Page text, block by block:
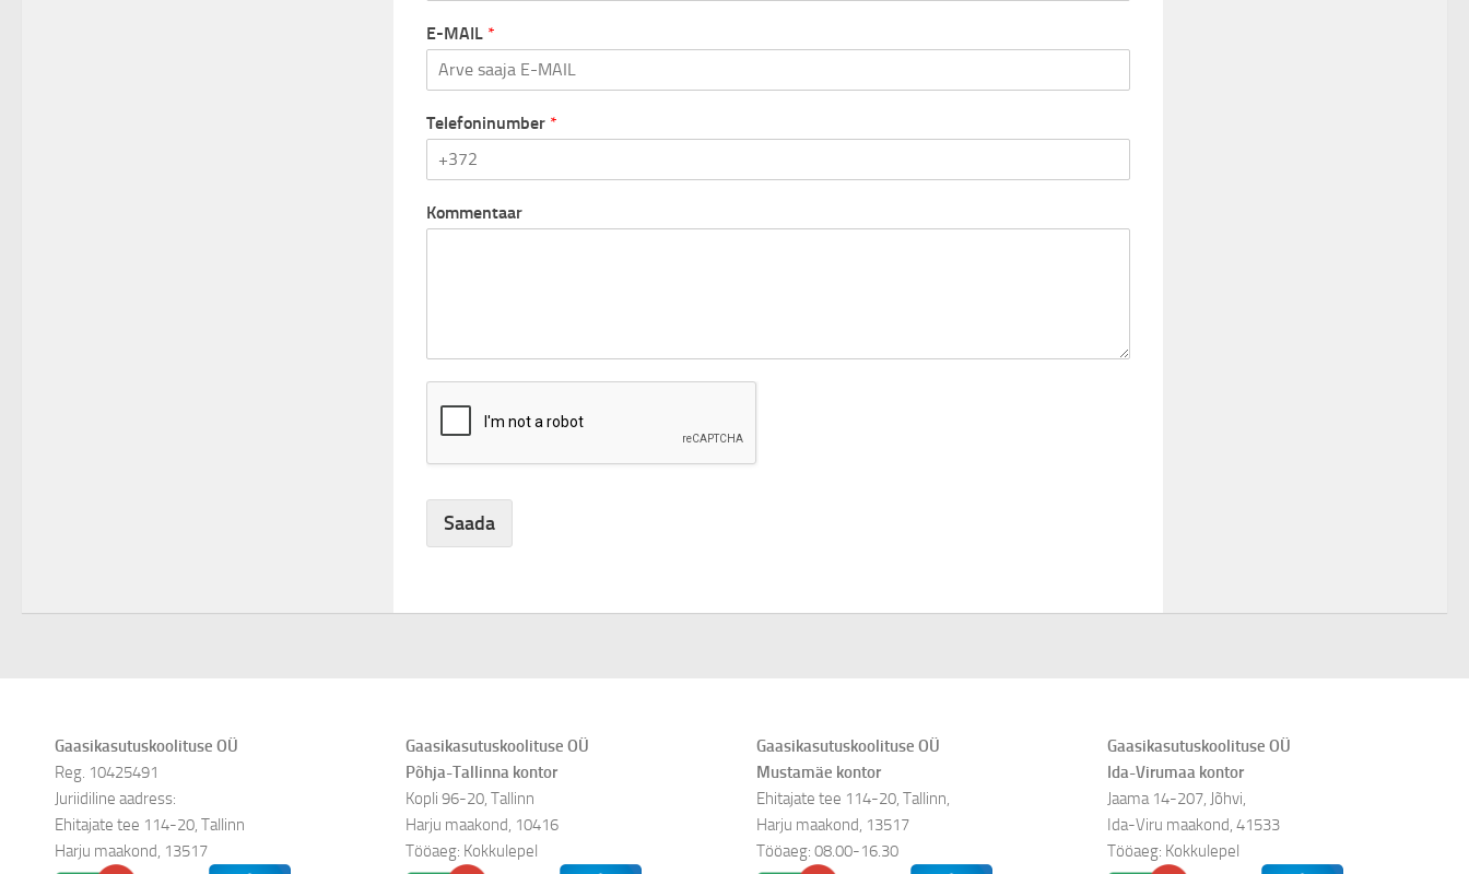
E-MAIL *
Telefoninumber *
Kommentaar
Saada
Gaasikasutuskoolituse OÜ
Reg. 10425491
Juriidiline aadress:
Ehitajate tee 114-20, Tallinn
Harju maakond, 13517
Gaasikasutuskoolituse OÜ
Põhja-Tallinna kontor
Kopli 96-20, Tallinn
Harju maakond, 10416
Tööaeg: Kokkulepel
Gaasikasutuskoolituse OÜ
Mustamäe kontor
Ehitajate tee 114-20, Tallinn,
Harju maakond, 13517
Tööaeg: 08.00-16.30
Gaasikasutuskoolituse OÜ
Ida-Virumaa kontor
Jaama 14-207, Jõhvi,
Ida-Viru maakond, 41533
Tööaeg: Kokkulepel